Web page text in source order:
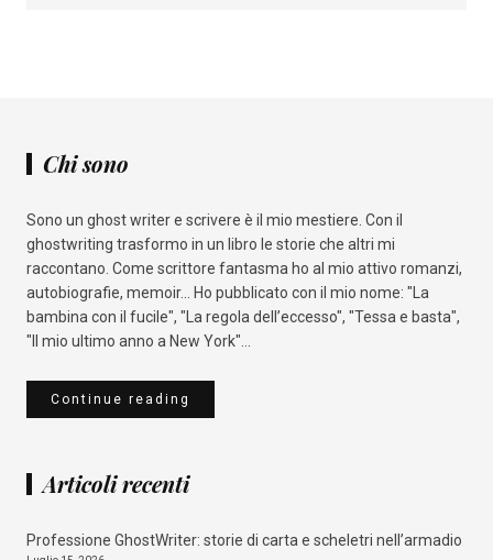
Chi sono
Sono un ghost writer e scrivere è il mio mestiere. Con il
ghostwriting trasformo in un libro le storie che altri mi
raccontano. Come scrittore fantasma ho al mio attivo romanzi,
autobiografie, memoir... Ho pubblicato con il mio nome: "La
bambina con il fucile", "La regola dell’eccesso", "Tessa e basta",
"Il mio ultimo anno a New York"...
Continue reading
Articoli recenti
Professione GhostWriter: storie di carta e scheletri nell’armadio